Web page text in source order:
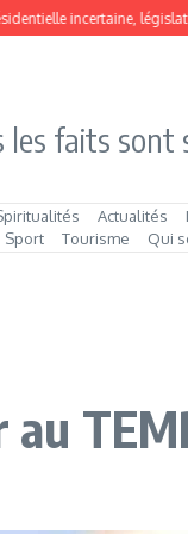
incertaine, législatives
les faits sont
Actualités
Sport Tourisme Qui